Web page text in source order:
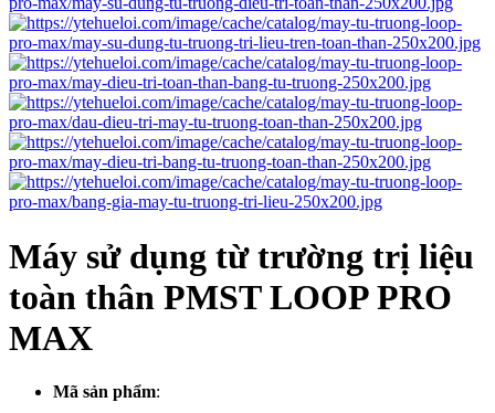
Máy sử dụng từ trường trị liệu
toàn thân PMST LOOP PRO
MAX
Mã sản phẩm: